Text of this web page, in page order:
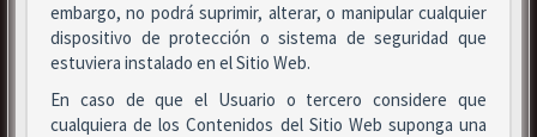
embargo, no podrá suprimir, alterar, o manipular cualquier
dispositivo de protección o sistema de seguridad que
estuviera instalado en el Sitio Web.
En caso de que el Usuario o tercero considere que
cualquiera de los Contenidos del Sitio Web suponga una